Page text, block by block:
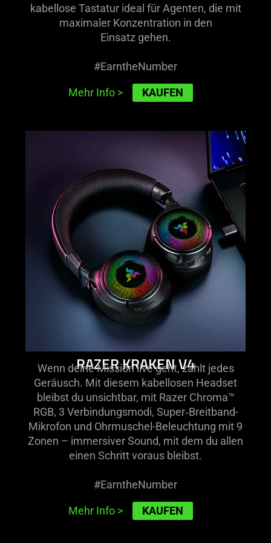
kabellose Tastatur ideal für Agenten, die mit
maximaler Konzentration in den
Einsatz gehen.
#EarntheNumber
Mehr Info > KAUFEN
razer
kraken
v4
RAZER KRAKEN V4
Wenn deine Mission live geht, zählt jedes
Geräusch. Mit diesem kabellosen Headset
bleibst du unsichtbar, mit Razer Chroma™
RGB, 3 Verbindungsmodi, Super‑Breitband-
Mikrofon und Ohrmuschel-Beleuchtung mit 9
Zonen – immersiver Sound, mit dem du allen
einen Schritt voraus bleibst.
#EarntheNumber
Mehr Info > KAUFEN